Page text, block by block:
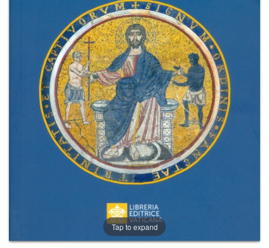
Tap to expand